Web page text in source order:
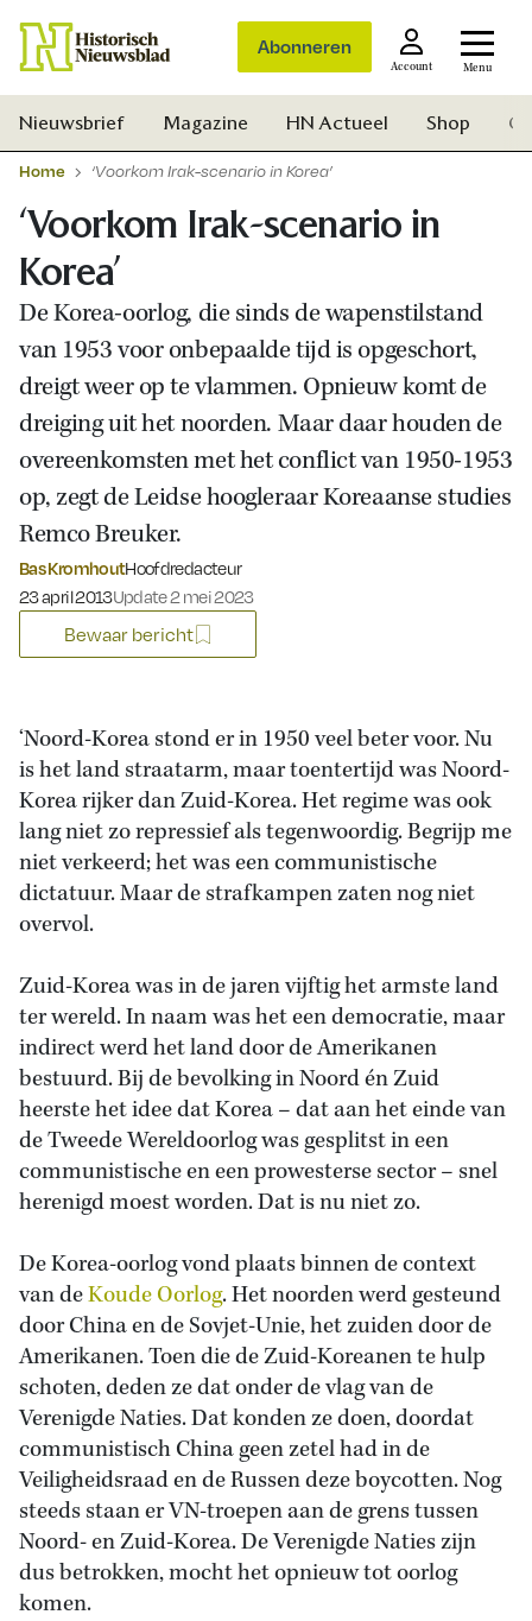
Abonneren
Account Menu
Zoek
Nieuwsbrief Magazine HN Actueel Shop
Home ‘Voorkom Irak-scenario in Korea’
‘Voorkom Irak-scenario in
Korea’
De Korea-oorlog, die sinds de wapenstilstand
van 1953 voor onbepaalde tijd is opgeschort,
dreigt weer op te vlammen. Opnieuw komt de
dreiging uit het noorden. Maar daar houden de
overeenkomsten met het conflict van 1950-1953
op, zegt de Leidse hoogleraar Koreaanse studies
Remco Breuker.
Bas KromhoutHoofdredacteur
Gepubliceerd op:
23 april 2013Update 2 mei 2023
Bewaar bericht
‘Noord-Korea stond er in 1950 veel beter voor. Nu
is het land straatarm, maar toentertijd was Noord-
Korea rijker dan Zuid-Korea. Het regime was ook
lang niet zo repressief als tegenwoordig. Begrijp me
niet verkeerd; het was een communistische
dictatuur. Maar de strafkampen zaten nog niet
overvol.
Zuid-Korea was in de jaren vijftig het armste land
ter wereld. In naam was het een democratie, maar
indirect werd het land door de Amerikanen
bestuurd. Bij de bevolking in Noord én Zuid
heerste het idee dat Korea – dat aan het einde van
de Tweede Wereldoorlog was gesplitst in een
communistische en een prowesterse sector – snel
herenigd moest worden. Dat is nu niet zo.
De Korea-oorlog vond plaats binnen de context
van deKoude Oorlog. Het noorden werd gesteund
door China en de Sovjet-Unie, het zuiden door de
Amerikanen. Toen die de Zuid-Koreanen te hulp
schoten, deden ze dat onder de vlag van de
Verenigde Naties. Dat konden ze doen, doordat
communistisch China geen zetel had in de
Veiligheidsraad en de Russen deze boycotten. Nog
steeds staan er VN-troepen aan de grens tussen
Noord- en Zuid-Korea. De Verenigde Naties zijn
dus betrokken, mocht het opnieuw tot oorlog
komen.